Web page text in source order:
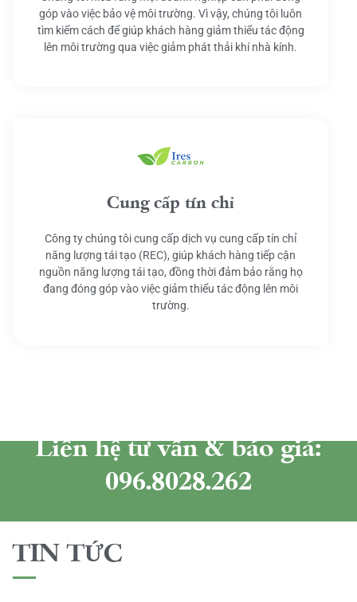
góp vào việc bảo vệ môi trường. Vì vậy, chúng tôi luôn
tìm kiếm cách để giúp khách hàng giảm thiểu tác động
lên môi trường qua việc giảm phát thải khí nhà kính.
Cung cấp tín chỉ
Công ty chúng tôi cung cấp dịch vụ cung cấp tín chỉ
năng lượng tái tạo (REC), giúp khách hàng tiếp cận
nguồn năng lượng tái tạo, đồng thời đảm bảo rằng họ
đang đóng góp vào việc giảm thiểu tác động lên môi
trường.
Liên hệ tư vấn & báo giá:
096.8028.262
TIN TỨC